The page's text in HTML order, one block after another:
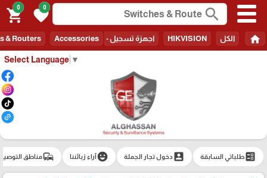
Select Language ▼
search
0
favorite
0
shopping_cart
home الكل HIKVISION اجهزة تسجيل - Recorders & Routers Accessories
ballotطلباتي السابقة account_boxدخول تجار الجملة emoji_emotionsآراء زبائننا commuteمناطق